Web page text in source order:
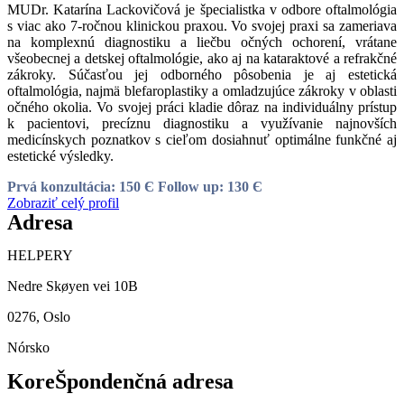
MUDr. Katarína Lackovičová je špecialistka v odbore oftalmológia
s viac ako 7-ročnou klinickou praxou. Vo svojej praxi sa zameriava
na komplexnú diagnostiku a liečbu očných ochorení, vrátane
všeobecnej a detskej oftalmológie, ako aj na kataraktové a refrakčné
zákroky. Súčasťou jej odborného pôsobenia je aj estetická
oftalmológia, najmä blefaroplastiky a omladzujúce zákroky v oblasti
očného okolia. Vo svojej práci kladie dôraz na individuálny prístup
k pacientovi, precíznu diagnostiku a využívanie najnovších
medicínskych poznatkov s cieľom dosiahnuť optimálne funkčné aj
estetické výsledky.
Prvá konzultácia: 150 Є Follow up: 130 Є
Zobraziť celý profil
Adresa
HELPERY
Nedre Skøyen vei 10B
0276, Oslo
Nórsko
KoreŠpondenčná adresa